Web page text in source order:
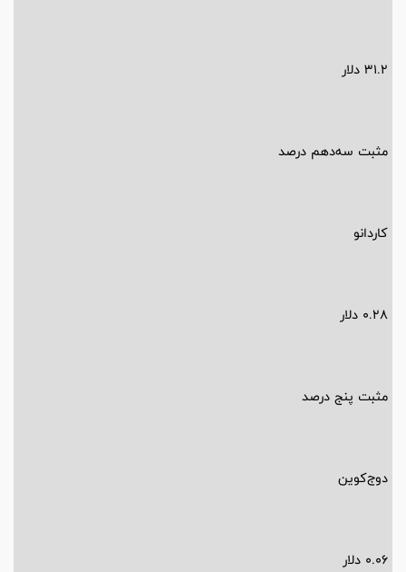
31.2 دلار
مثبت سه‌دهم درصد
کاردانو
0.28 دلار
مثبت پنج درصد
دوج‌کوین
0.06 دلار